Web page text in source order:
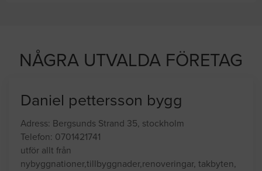
NÅGRA UTVALDA FÖRETAG
Daniel pettersson bygg